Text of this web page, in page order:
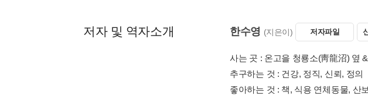
저자 및 역자소개 한수영 (지은이) 저자파일
사는 곳 : 온고을 청룡소(靑龍沼) 옆
추구하는 것 : 건강, 정직, 신뢰, 정의
좋아하는 것 : 책, 식용 연체동물, 산